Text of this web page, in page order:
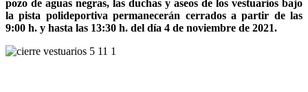
pozo de aguas negras, las duchas y aseos de los vestuarios bajo
la pista polideportiva permanecerán cerrados a partir de las
9:00 h. y hasta las 13:30 h. del día 4 de noviembre de 2021.